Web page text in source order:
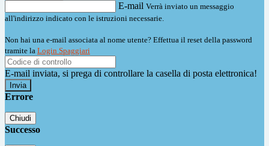
E-mail Verrà inviato un messaggio
all'indirizzo indicato con le istruzioni necessarie.
Non hai una e-mail associata al nome utente? Effettua il reset della password
tramite la Login Spaggiari
E-mail inviata, si prega di controllare la casella di posta elettronica!
Errore
Chiudi
Successo